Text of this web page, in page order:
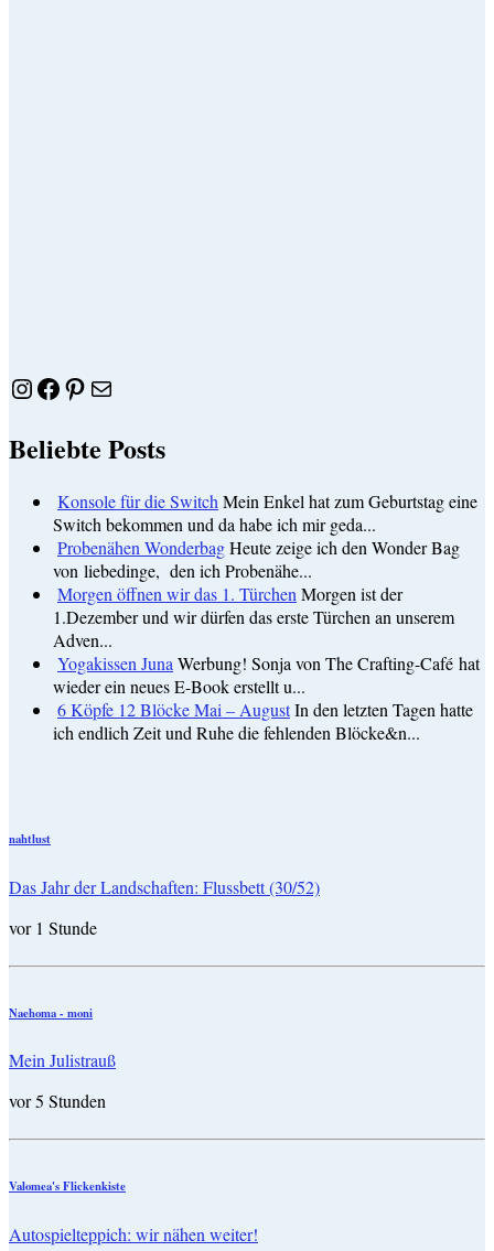
Instagram
Facebook
Pinterest
E-Mail
Beliebte Posts
Konsole für die Switch Mein Enkel hat zum Geburtstag eine
Switch bekommen und da habe ich mir geda...
Probenähen WonderbagHeute zeige ich den Wonder Bag
von liebedinge, den ich Probenähe...
Morgen öffnen wir das 1. Türchen Morgen ist der
1.Dezember und wir dürfen das erste Türchen an unserem
Adven...
Yogakissen Juna Werbung! Sonja von The Crafting-Café hat
wieder ein neues E-Book erstellt u...
6 Köpfe 12 Blöcke Mai – AugustIn den letzten Tagen hatte
ich endlich Zeit und Ruhe die fehlenden Blöcke&n...
nahtlust
Das Jahr der Landschaften: Flussbett (30/52)
vor 1 Stunde
Naehoma - moni
Mein Julistrauß
vor 5 Stunden
Valomea's Flickenkiste
Autospielteppich: wir nähen weiter!